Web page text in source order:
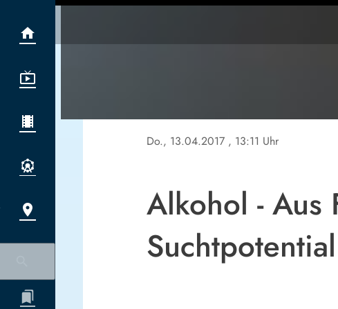
Do., 13.04.2017 , 13:11 Uhr
Alkohol - Aus
Suchtpotential